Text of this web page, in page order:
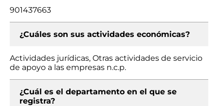
901437663
¿Cuáles son sus actividades económicas?
Actividades jurídicas, Otras actividades de servicio
de apoyo a las empresas n.c.p.
¿Cuál es el departamento en el que se
registra?